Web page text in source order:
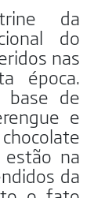
da
do
nas
época.
base de
e
na
da